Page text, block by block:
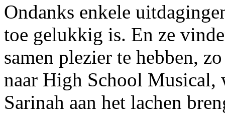
Ondanks enkele
toe gelukkig is. En ze
samen plezier te hebben,
naar High School Musical,
Sarinah aan het lachen